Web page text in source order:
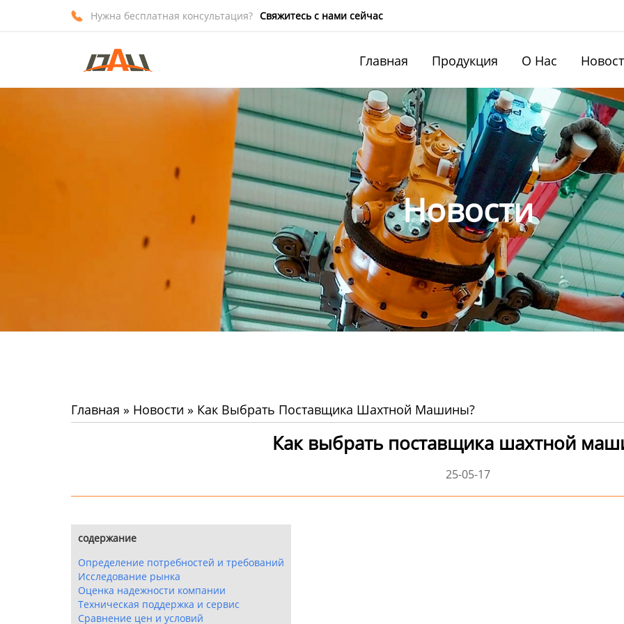
 Нужна бесплатная консультация? Свяжитесь с нами сейчас
Главная Продукция О Нас
О нас
Новости
Главная » Новости » Как Выбрать Поставщика Шахтной Машины?
Как выбрать поставщика шахтной
25-05-17
содержание
Определение потребностей и требований
Исследование рынка
Оценка надежности компании
Техническая поддержка и сервис
Сравнение цен и условий